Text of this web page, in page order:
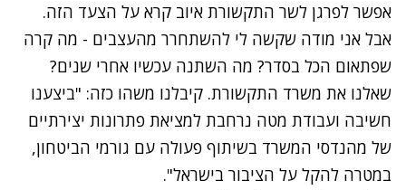
אפשר לפרגן לשר התקשורת איוב קרא על הצעד הזה.
אבל אני מודה שקשה לי להשתחרר מהעצבים - מה קרה
שפתאום הכל בסדר? מה השתנה עכשיו אחרי שנים?
שאלנו את משרד התקשורת. קיבלנו משהו כזה: "ביצענו
חשיבה ועבודת מטה נרחבת למציאת פתרונות יצירתיים
של מהנדסי המשרד בשיתוף פעולה עם גורמי הביטחון,
במטרה להקל על הציבור בישראל".